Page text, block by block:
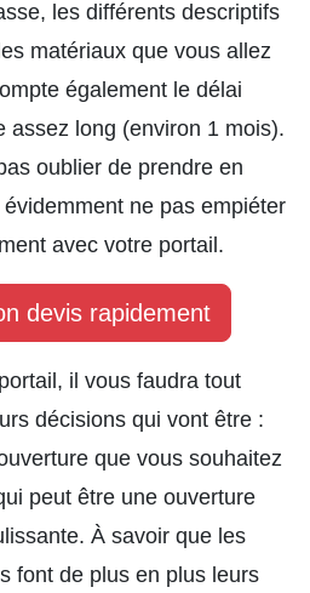
les différents descriptifs
matériaux que vous allez
également le délai
assez long (environ 1 mois).
oublier de prendre en
ne pas empiéter
avec votre portail.
devis rapidement
il vous faudra tout
décisions qui vont être :
que vous souhaitez
peut être une ouverture
À savoir que les
font de plus en plus leurs